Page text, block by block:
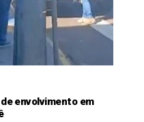
envolvimento em